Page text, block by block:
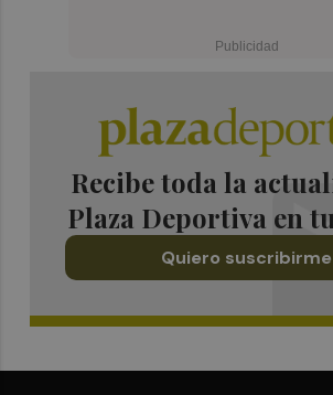
Recibe toda la
Plaza Deportiva en
Quiero suscribirme